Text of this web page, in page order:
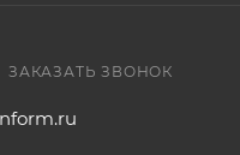
ЗАКАЗАТЬ ЗВОНОК